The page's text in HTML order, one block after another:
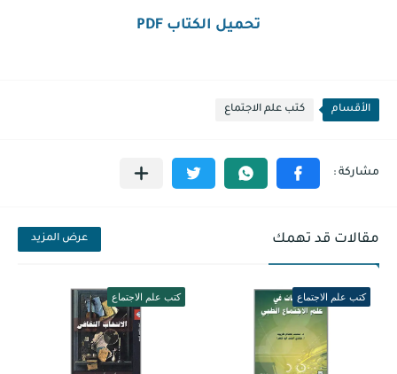
تحميل الكتاب PDF
الأقسام كتب علم الاجتماع
مقالات قد تهمك عرض المزيد
كتب علم الاجتماع كتب علم الاجتماع